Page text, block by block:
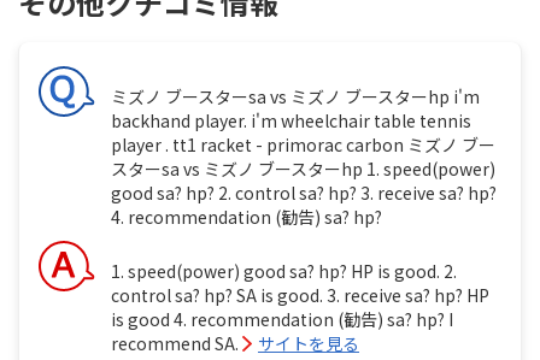
ミズノ ブースターsa vs ミズノ ブースターhp i'm
backhand player. i'm wheelchair table tennis
player . tt1 racket - primorac carbon ミズノ ブー
スターsa vs ミズノ ブースターhp 1. speed(power)
good sa? hp? 2. control sa? hp? 3. receive sa? hp?
4. recommendation (勧告) sa? hp?
1. speed(power) good sa? hp? HP is good. 2.
control sa? hp? SA is good. 3. receive sa? hp? HP
is good 4. recommendation (勧告) sa? hp? I
recommend SA.
サイトを見る